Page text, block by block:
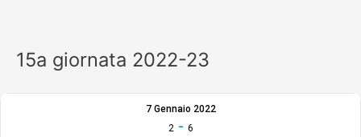
15a giornata 2022-23
7 Gennaio 2022
2- 6